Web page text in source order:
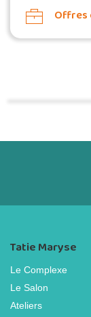
Offres
Tatie Maryse
Le Complexe
Le Salon
Ateliers